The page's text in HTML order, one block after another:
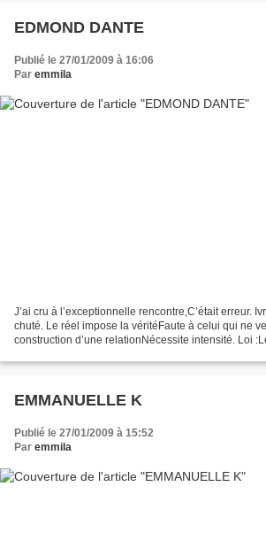
EDMOND DANTE
Publié le 27/01/2009 à 16:06
Par emmila
J’ai cru à l’exceptionnelle rencontre,C’était erreur.
chuté. Le réel impose la véritéFaute à celui qui ne
construction d’une relationNécessite intensité. Loi
EMMANUELLE K
Publié le 27/01/2009 à 15:52
Par emmila